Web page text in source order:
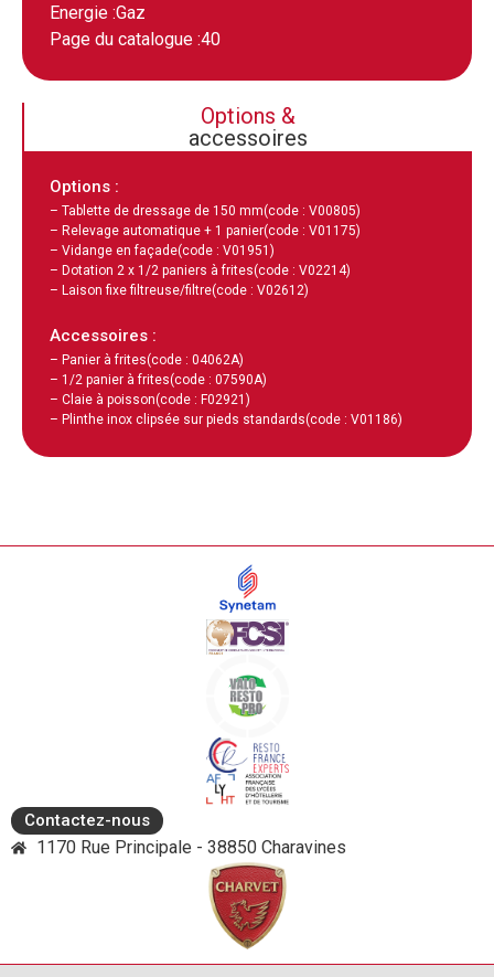
Energie :Gaz
Page du catalogue :40
Options &
accessoires
Options :
– Tablette de dressage de 150 mm(code : V00805)
– Relevage automatique + 1 panier(code : V01175)
– Vidange en façade(code : V01951)
– Dotation 2 x 1/2 paniers à frites(code : V02214)
– Laison fixe filtreuse/filtre(code : V02612)
Accessoires :
– Panier à frites(code : 04062A)
– 1/2 panier à frites(code : 07590A)
– Claie à poisson(code : F02921)
– Plinthe inox clipsée sur pieds standards(code : V01186)
Contactez-nous
1170 Rue Principale - 38850 Charavines